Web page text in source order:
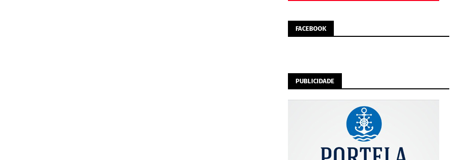
FACEBOOK
PUBLICIDADE